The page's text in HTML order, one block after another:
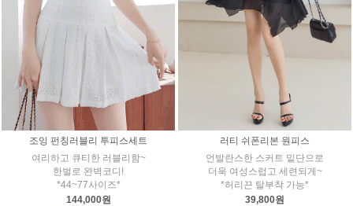
조잉 펀칭러블리 투피스세트
여리하고 큐티한 러블리함~
한벌로 완벽코디!
*44~77사이즈*
144,000원
러티 쉬폰리본 원피스
언발란스한 스커트 밑단으로
더욱 여성스럽고 세련되게~
*허리끈 탈부착 가능*
39,800원